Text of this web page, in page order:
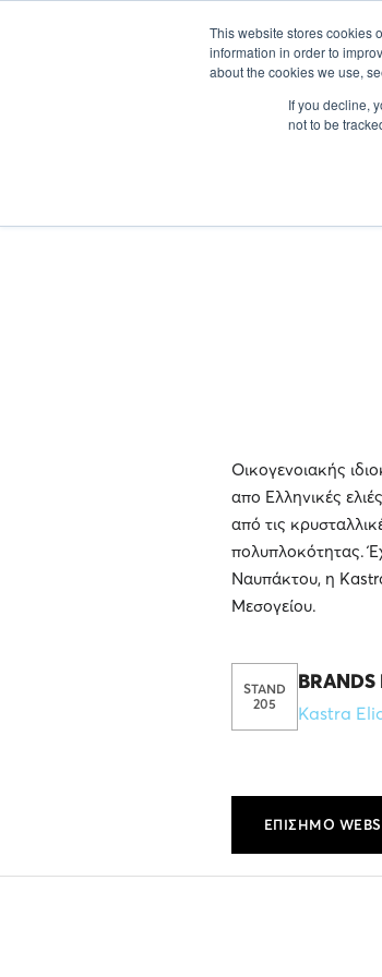
This website stores cookies
information in order to
about the cookies we use,
If you decline,
not to be
Οικογενοιακής
απο Ελληνικές
από τις
πολυπλοκότητας.
Ναυπάκτου, η
Μεσογείου.
STAND
205
Kastra
ΕΠΙΣΗΜΟ